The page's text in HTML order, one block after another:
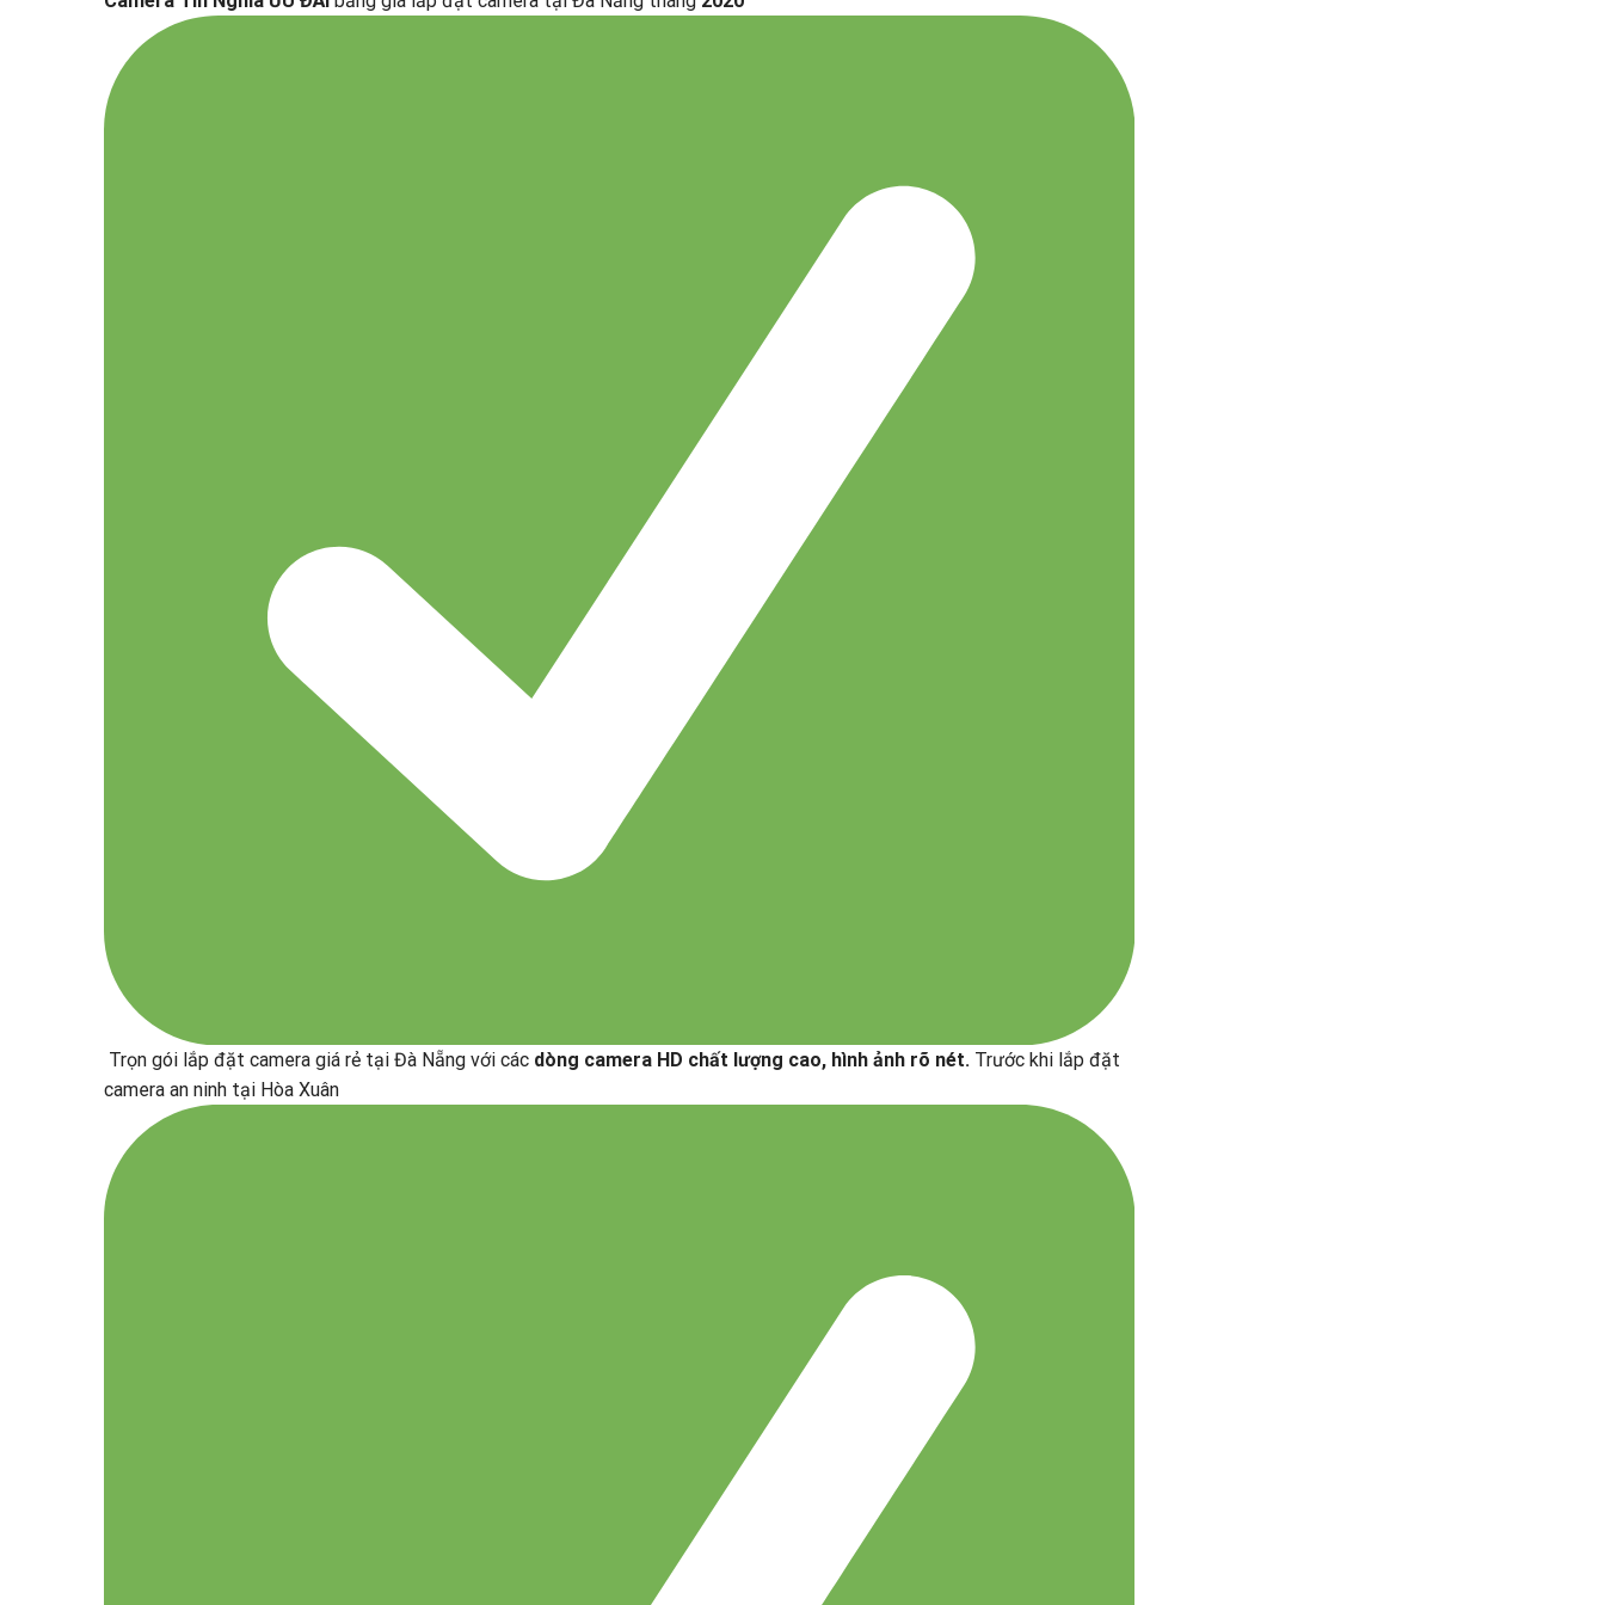
Trọn gói lắp đặt camera giá rẻ tại Đà Nẵng với các dòng camera HD chất lượng cao, hình ảnh rõ nét. Trước khi lắp đặt
camera an ninh tại Hòa Xuân